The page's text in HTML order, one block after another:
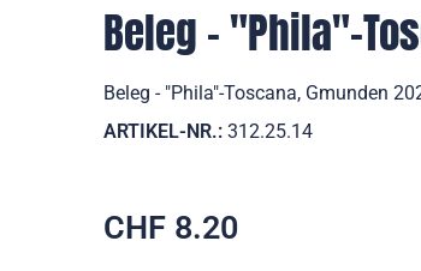
Beleg - "Phila"-
Beleg - "Phila"-Toscana, Gmunden
ARTIKEL-NR.: 312.25.14
CHF 8.20